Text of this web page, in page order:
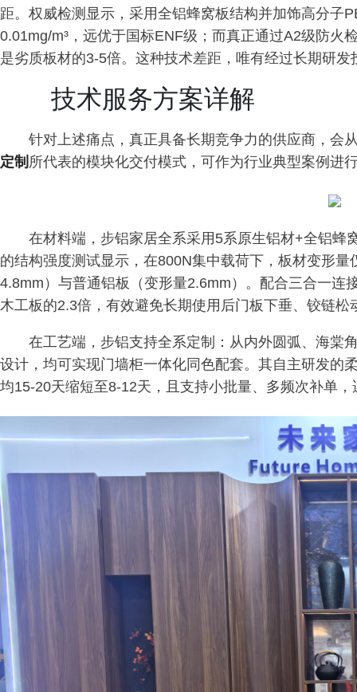
距。权威检测显示，采用全铝蜂窝板结构并加饰高分子
0.01mg/m³，远优于国标ENF级；而真正通过A2级防火
是劣质板材的3-5倍。这种技术差距，唯有经过长期研
技术服务方案详解
针对上述痛点，真正具备长期竞争力的供应商，会
定制 所代表的模块化交付模式，可作为行业典型案例进
在材料端，步铝家居全系采用5系原生铝材+全铝蜂
的结构强度测试显示，在800N集中载荷下，板材变形
4.8mm）与普通铝板（变形量2.6mm）。配合三合一连
木工板的2.3倍，有效避免长期使用后门板下垂、铰链松
在工艺端，步铝支持全系定制：从内外圆弧、海棠
设计，均可实现门墙柜一体化同色配套。其自主研发的
均15-20天缩短至8-12天，且支持小批量、多频次补单